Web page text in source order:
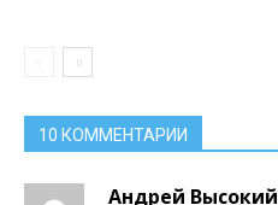
10 КОММЕНТАРИИ
Андрей Высокий